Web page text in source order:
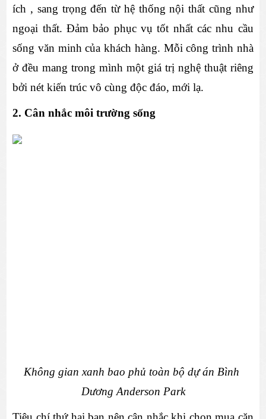
ích , sang trọng đến từ hệ thống nội thất cũng như
ngoại thất. Đảm bảo phục vụ tốt nhất các nhu cầu
sống văn minh của khách hàng. Mỗi công trình nhà
ở đều mang trong mình một giá trị nghệ thuật riêng
bởi nét kiến trúc vô cùng độc đáo, mới lạ.
2. Cân nhắc môi trường sống
Không gian xanh bao phủ toàn bộ dự án Bình
Dương Anderson Park